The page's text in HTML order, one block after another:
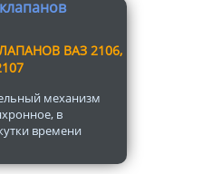
ВАЗ 2106,
механизм
в
времени